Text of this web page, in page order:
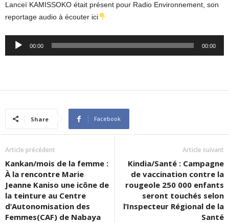
Lanceï KAMISSOKO était présent pour Radio Environnement, son
reportage audio à écouter ici
Audio
00:00 00:00
Share Facebook
Article précédent
Kankan/mois de la femme :
À la rencontre Marie
Jeanne Kaniso une icône de
la teinture au Centre
d’Autonomisation des
Femmes(CAF) de Nabaya
Article suivant
Kindia/Santé : Campagne
de vaccination contre la
rougeole 250 000 enfants
seront touchés selon
l’Inspecteur Régional de la
Santé